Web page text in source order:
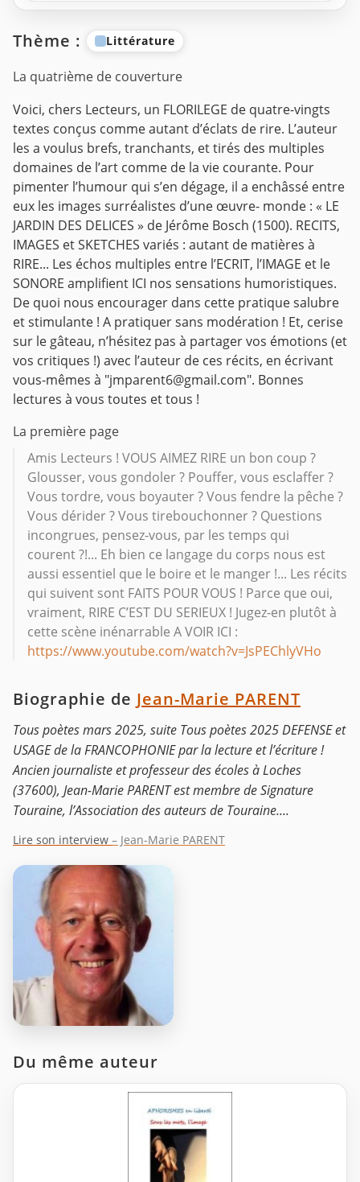
Thème : Littérature
La quatrième de couverture
Voici, chers Lecteurs, un FLORILEGE de quatre-vingts
textes conçus comme autant d’éclats de rire. L’auteur
les a voulus brefs, tranchants, et tirés des multiples
domaines de l’art comme de la vie courante. Pour
pimenter l’humour qui s’en dégage, il a enchâssé entre
eux les images surréalistes d’une œuvre- monde : « LE
JARDIN DES DELICES » de Jérôme Bosch (1500). RECITS,
IMAGES et SKETCHES variés : autant de matières à
RIRE... Les échos multiples entre l’ECRIT, l’IMAGE et le
SONORE amplifient ICI nos sensations humoristiques.
De quoi nous encourager dans cette pratique salubre
et stimulante ! A pratiquer sans modération ! Et, cerise
sur le gâteau, n’hésitez pas à partager vos émotions (et
vos critiques !) avec l’auteur de ces récits, en écrivant
vous-mêmes à "jmparent6@gmail.com". Bonnes
lectures à vous toutes et tous !
La première page
Amis Lecteurs ! VOUS AIMEZ RIRE un bon coup ?
Glousser, vous gondoler ? Pouffer, vous esclaffer ?
Vous tordre, vous boyauter ? Vous fendre la pêche ?
Vous dérider ? Vous tirebouchonner ? Questions
incongrues, pensez-vous, par les temps qui
courent ?!... Eh bien ce langage du corps nous est
aussi essentiel que le boire et le manger !... Les récits
qui suivent sont FAITS POUR VOUS ! Parce que oui,
vraiment, RIRE C’EST DU SERIEUX ! Jugez-en plutôt à
cette scène inénarrable A VOIR ICI :
https://www.youtube.com/watch?v=JsPEChlyVHo
Biographie de Jean-Marie PARENT
Tous poètes mars 2025, suite Tous poètes 2025 DEFENSE et
USAGE de la FRANCOPHONIE par la lecture et l’écriture !
Ancien journaliste et professeur des écoles à Loches
(37600), Jean-Marie PARENT est membre de Signature
Touraine, l’Association des auteurs de Touraine....
Lire son interview – Jean-Marie PARENT
Du même auteur